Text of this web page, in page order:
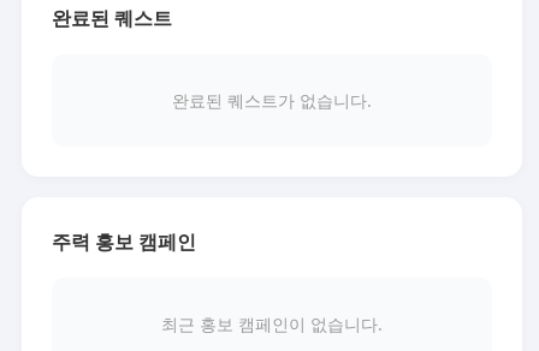
완료된 퀘스트
완료된 퀘스트가 없습니다.
주력 홍보 캠페인
최근 홍보 캠페인이 없습니다.